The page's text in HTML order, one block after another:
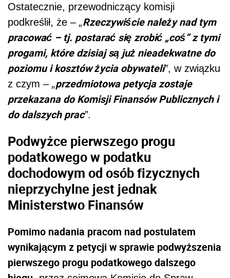
Ostatecznie, przewodniczący komisji
podkreślił, że – „Rzeczywiście należy nad tym
pracować – tj. postarać się zrobić „coś” z tymi
progami, które dzisiaj są już nieadekwatne do
poziomu i kosztów życia obywateli”, w związku
z czym – „przedmiotowa petycja zostaje
przekazana do Komisji Finansów Publicznych i
do dalszych prac”.
Podwyżce pierwszego progu
podatkowego w podatku
dochodowym od osób fizycznych
nieprzychylne jest jednak
Ministerstwo Finansów
Pomimo nadania pracom nad postulatem
wynikającym z petycji w sprawie podwyższenia
pierwszego progu podatkowego dalszego